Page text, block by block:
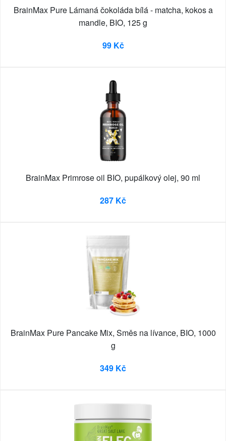
BrainMax Pure Lámaná čokoláda bílá - matcha, kokos a
mandle, BIO, 125 g
99 Kč
BrainMax Primrose oil BIO, pupálkový olej, 90 ml
287 Kč
BrainMax Pure Pancake Mix, Směs na lívance, BIO, 1000
g
349 Kč